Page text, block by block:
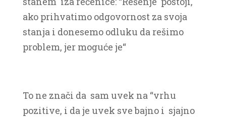
ako prihvatimo odgovornost za svoja
stanja i donesemo odluku da rešimo
problem, jer moguće je“
To ne znači da sam uvek na “vrhu
pozitive, i da je uvek sve bajno i sjajno